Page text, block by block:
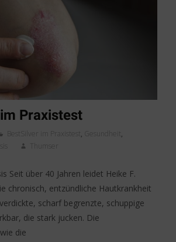
Praxistest
BestSilver im Praxistest, Gesundheit,
Thumser
Seit über 40 Jahren leidet Heike F.
chronisch, entzündliche Hautkrankheit
scharf begrenzte, schuppige
die stark jucken. Die
die